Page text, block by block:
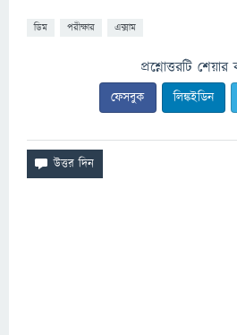
ডিম পরীক্ষার এক্সাম
প্রশ্নোত্তরটি
ফেসবুক লিঙ্কইডিন